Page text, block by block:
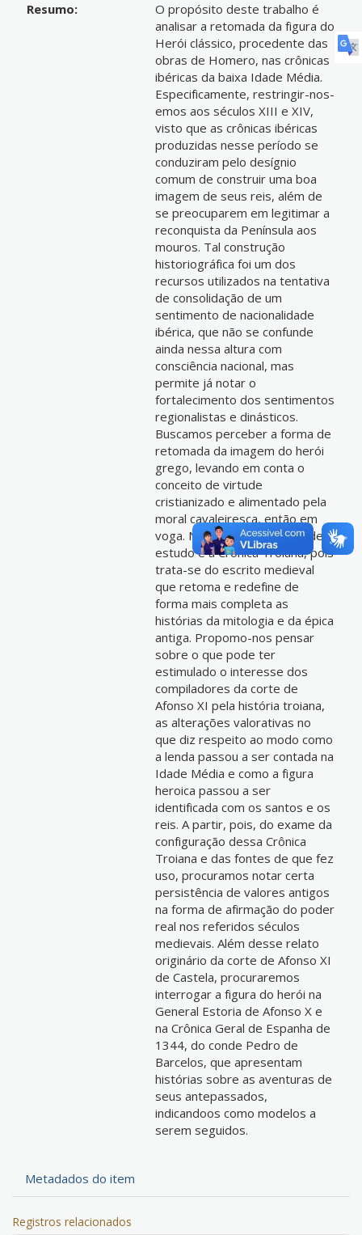
Resumo:
O propósito deste trabalho é
analisar a retomada da figura do
Herói clássico, procedente das
obras de Homero, nas crônicas
ibéricas da baixa Idade Média.
Especificamente, restringir-nos-
emos aos séculos XIII e XIV,
visto que as crônicas ibéricas
produzidas nesse período se
conduziram pelo desígnio
comum de construir uma boa
imagem de seus reis, além de
se preocuparem em legitimar a
reconquista da Península aos
mouros. Tal construção
historiográfica foi um dos
recursos utilizados na tentativa
de consolidação de um
sentimento de nacionalidade
ibérica, que não se confunde
ainda nessa altura com
consciência nacional, mas
permite já notar o
fortalecimento dos sentimentos
regionalistas e dinásticos.
Buscamos perceber a forma de
retomada da imagem do herói
grego, levando em conta o
conceito de virtude
cristianizado e alimentado pela
moral cavaleiresca, então em
voga. Nossa principal fonte de
estudo é a Crônica Troiana, pois
trata-se do escrito medieval
que retoma e redefine de
forma mais completa as
histórias da mitologia e da épica
antiga. Propomo-nos pensar
sobre o que pode ter
estimulado o interesse dos
compiladores da corte de
Afonso XI pela história troiana,
as alterações valorativas no
que diz respeito ao modo como
a lenda passou a ser contada na
Idade Média e como a figura
heroica passou a ser
identificada com os santos e os
reis. A partir, pois, do exame da
configuração dessa Crônica
Troiana e das fontes de que fez
uso, procuramos notar certa
persistência de valores antigos
na forma de afirmação do poder
real nos referidos séculos
medievais. Além desse relato
originário da corte de Afonso XI
de Castela, procuraremos
interrogar a figura do herói na
General Estoria de Afonso X e
na Crônica Geral de Espanha de
1344, do conde Pedro de
Barcelos, que apresentam
histórias sobre as aventuras de
seus antepassados,
indicandoos como modelos a
serem seguidos.
Metadados do item
Registros relacionados